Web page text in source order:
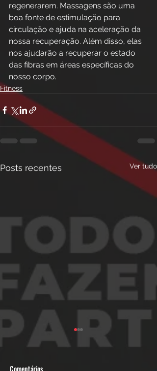
regenerarem. Massagens são uma
boa fonte de estimulação para
circulação e ajuda na aceleração da
nossa recuperação. Além disso, elas
nos ajudarão a recuperar o estado
das fibras em áreas específicas do
nosso corpo.
Fitness
Posts recentes Ver tudo
Comentários